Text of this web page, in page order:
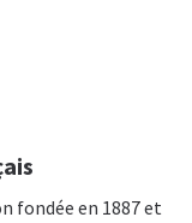
fondée en 1887 et